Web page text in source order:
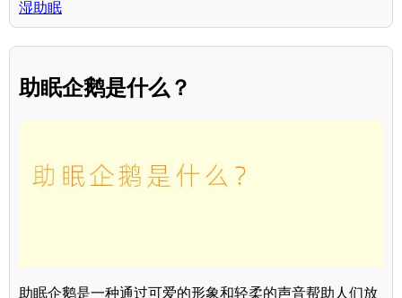
湿助眠
助眠企鹅是什么？
助眠企鹅是一种通过可爱的形象和轻柔的声音帮助人们放